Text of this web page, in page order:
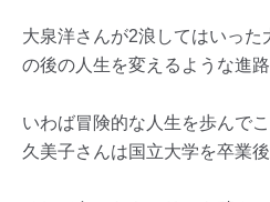
大泉洋さんが2浪してはいった
の後の人生を変えるような進
いわば冒険的な人生を歩んで
久美子さんは国立大学を卒業